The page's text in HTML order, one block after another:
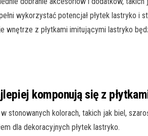
wykorzystać potencjał płytek lastryko i
wnętrze z płytkami imitującymi lastryko
komponują się z
stonowanych kolorach, takich jak biel,
dla dekoracyjnych płytek lastryko.